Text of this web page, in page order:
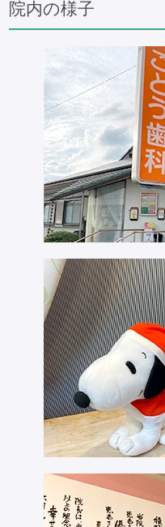
院内の様子